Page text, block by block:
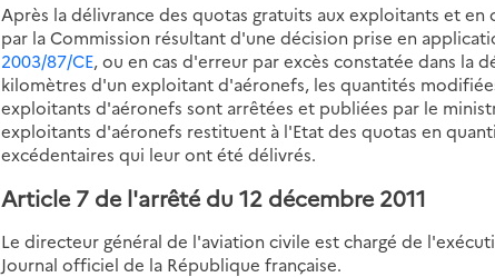
Après la délivrance des quotas gratuits aux exploitants et
par la Commission résultant d'une décision prise en
2003/87/CE, ou en cas d'erreur par excès constatée dans la
kilomètres d'un exploitant d'aéronefs, les quantités
exploitants d'aéronefs sont arrêtées et publiées par le
exploitants d'aéronefs restituent à l'Etat des quotas en
excédentaires qui leur ont été délivrés.
Article 7 de l'arrêté du 12 décembre 2011
Le directeur général de l'aviation civile est chargé de
Journal officiel de la République française.